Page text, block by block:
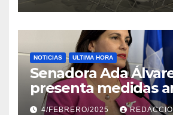
NOTICIAS ULTIMA HORA
Senadora Ada
presenta medidas
violencia en el
4/FEBRERO/2025